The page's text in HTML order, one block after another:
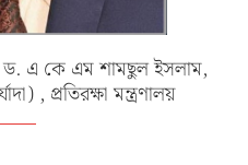
ড. এ কে এম শামছুল ইসলাম,
, প্রতিরক্ষা মন্ত্রণালয়